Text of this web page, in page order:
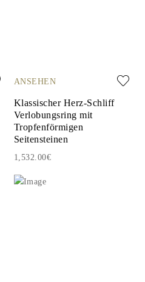
ANSEHEN
Klassischer Herz-Schliff
Verlobungsring mit
Tropfenförmigen
Seitensteinen
1,532.00€